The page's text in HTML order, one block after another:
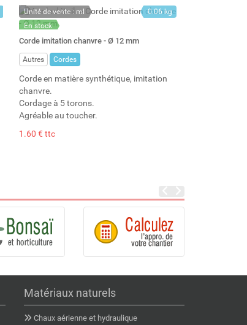
Unité de vente : ml
En stock
Stock : 258
0.06 kg
Corde imitation chanvre - Ø 12 mm
Autres Cordes
Corde en matière synthétique, imitation
chanvre.
Cordage à 5 torons.
Agréable au toucher.
1.60 € ttc
Matériaux naturels
Chaux aérienne et hydraulique